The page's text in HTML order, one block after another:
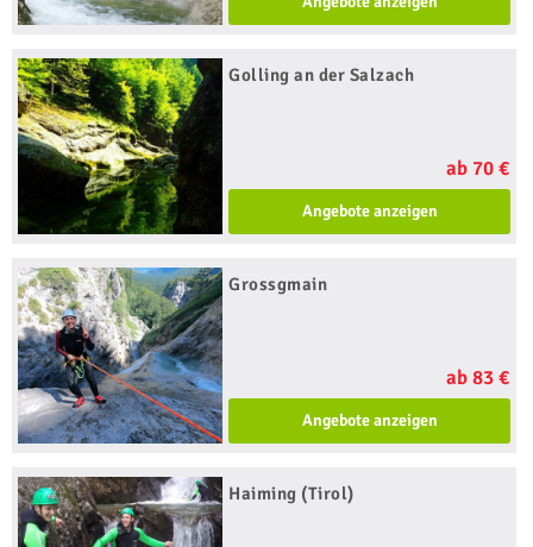
Golling an der Salzach
ab 70 €
Angebote anzeigen
Grossgmain
ab 83 €
Angebote anzeigen
Haiming (Tirol)